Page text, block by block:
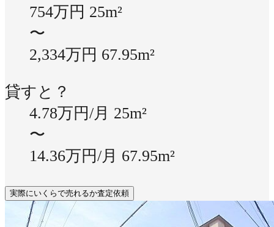
754万円 25m²
〜
2,334万円 67.95m²
貸すと？
4.78万円/月 25m²
〜
14.36万円/月 67.95m²
実際にいくらで売れるか査定依頼